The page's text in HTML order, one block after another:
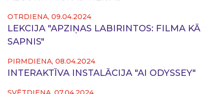
OTRDIENA, 09.04.2024
LEKCIJA "APZIŅAS LABIRINTOS: FILMA KĀ
SAPNIS"
PIRMDIENA, 08.04.2024
INTERAKTĪVA INSTALĀCIJA "AI ODYSSEY"